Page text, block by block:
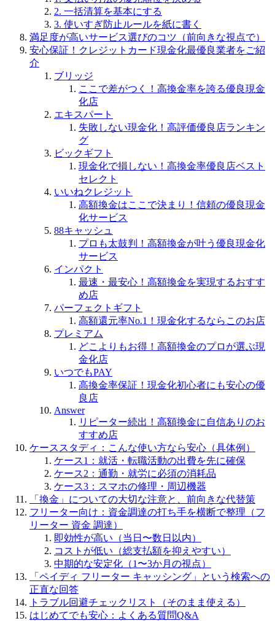
2. 一括清算を基本にする
3. 使いすぎ防止ルールを紙に書く
満足度が高いサービス選びのコツ（前向きな視点で）
安心保証！クレジットカード現金化最優良業者をご紹
介
ブリッジ
ここで差がつく！高換金率を誇る優良現金
化店
エキスパート
失敗しない現金化！高評価優良店ランキン
グ
ビックギフト
現金化で損しない！高換金率優良店ベスト
セレクト
いいねクレジット
高額換金はここで決まり！信頼の優良現金
化サービス
88キャッシュ
プロも太鼓判！高額換金が叶う優良現金化
サービス
インパクト
最速・最安心！高額換金を実現するおすす
め店
パーフェクトギフト
高額還元率No.1！現金化するならこのお店
プレミアム
どこよりもお得！高額換金のプロが選ぶ現
金化店
いつでもPAY
高換金率保証！現金化初心者にも安心の優
良店
Answer
リピーター続出！高額換金に自信ありのお
すすめ店
ケーススタディ：こんな使い方なら安心（具体例）
ケース1：就活・転職活動の出費を先に確保
ケース2：通勤・就労に必須の消耗品
ケース3：スマホの修理・周辺機器
「換金」についての大切な注意と、前向きな代替策
フリーター向け：資金調達の打ち手を横断で整理（フ
リーター 資金 調達）
即効性が高い（当日〜数日以内）
コストが低い（総支払額を抑えやすい）
中期的な安定化（1〜3か月の視点）
「ペイディ フリーター キャッシング」という検索への
正直な回答
トラブル回避チェックリスト（そのまま使える）
はじめてでも安心：よくある質問Q&A